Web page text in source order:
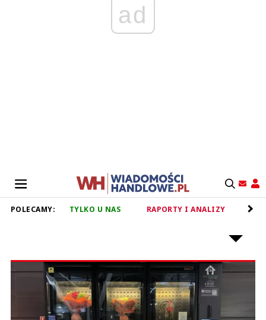
ad
POLECAMY: TYLKO U NAS RAPORTY I ANALIZY